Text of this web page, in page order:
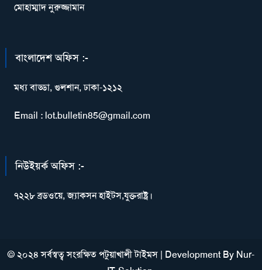
মোহাম্মাদ নুরুজ্জামান
বাংলাদেশ অফিস :-
মধ্য বাড্ডা, গুলশান, ঢাকা-১২১২
Email : lot.bulletin85@gmail.com
নিউইয়র্ক অফিস :-
৭২২৮ ব্রডওয়ে, জ্যাকসন হাইটস,যুক্তরাষ্ট্র।
© ২০২৪ সর্বস্বত্ব সংরক্ষিত পটুয়াখালী টাইমস | Development By Nur-